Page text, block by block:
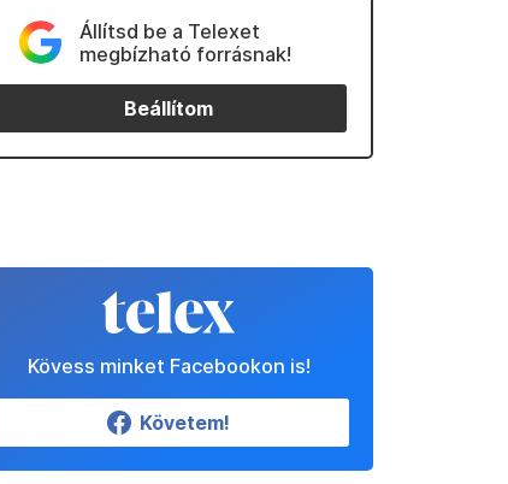
Állítsd be a Telexet
megbízható forrásnak!
Beállítom
Kövess minket Facebookon is!
Követem!